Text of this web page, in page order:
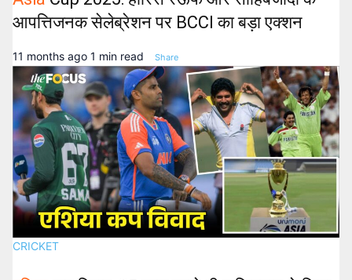
आपत्तिजनक सेलेब्रेशन पर BCCI का बड़ा एक्शन
11 months ago 1 min read Share
CRICKET